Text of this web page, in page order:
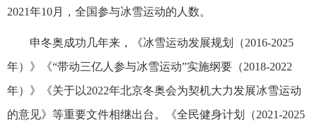
2021年10月，全国参与冰雪运动的人数。
申冬奥成功几年来，《冰雪运动发展规划（2016-2025
年）》《“带动三亿人参与冰雪运动”实施纲要（2018-2022
年）》《关于以2022年北京冬奥会为契机大力发展冰雪运动
的意见》等重要文件相继出台。《全民健身计划（2021-2025